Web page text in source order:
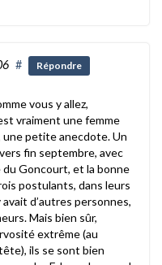
# Répondre
vous y allez,
vraiment une femme
une petite anecdote. Un
fin septembre, avec
Goncourt, et la bonne
postulants, dans leurs
d’autres personnes,
Mais bien sûr,
extrême (au
ils se sont bien